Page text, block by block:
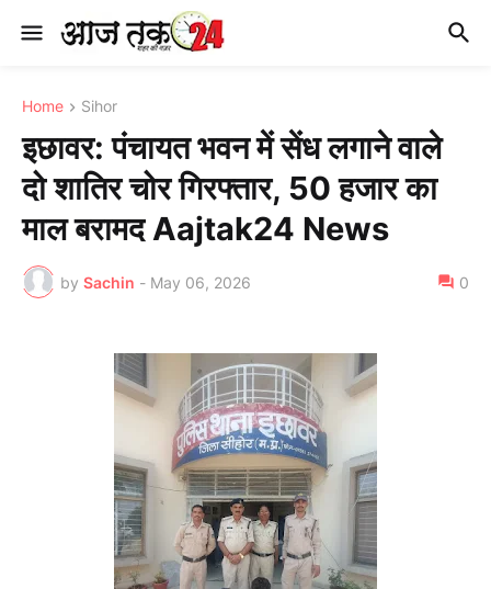
Home Sihor
इछावर: पंचायत भवन में सेंध लगाने वाले
दो शातिर चोर गिरफ्तार, 50 हजार का
माल बरामद Aajtak24 News
by Sachin - May 06, 2026 0